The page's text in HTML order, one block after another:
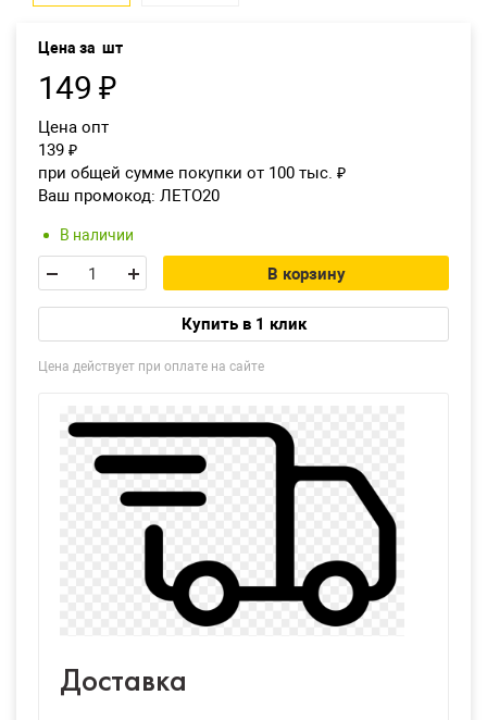
Цена за шт
149 ₽
Цена опт
139 ₽
при общей сумме покупки от 100 тыс. ₽
Ваш промокод: ЛЕТО20
В наличии
В корзину
Купить в 1 клик
Цена действует при оплате на сайте
Доставка